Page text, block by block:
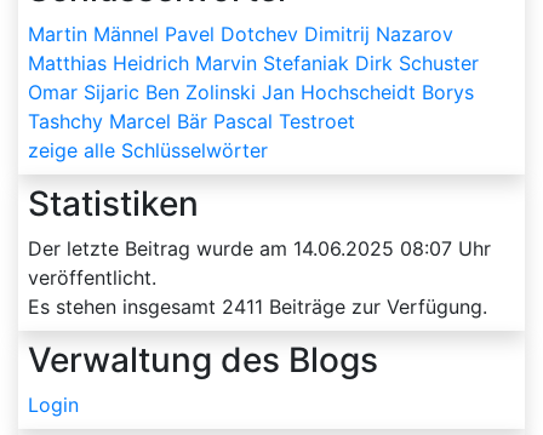
Martin Männel Pavel Dotchev Dimitrij Nazarov
Matthias Heidrich Marvin Stefaniak Dirk Schuster
Omar Sijaric Ben Zolinski Jan Hochscheidt Borys
Tashchy Marcel Bär Pascal Testroet
zeige alle Schlüsselwörter
Statistiken
Der letzte Beitrag wurde am 14.06.2025 08:07 Uhr
veröffentlicht.
Es stehen insgesamt 2411 Beiträge zur Verfügung.
Verwaltung des Blogs
Login